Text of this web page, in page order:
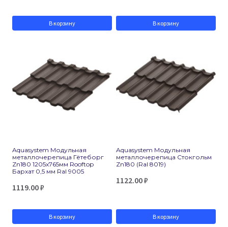
В корзину В корзину
Aquasystem Модульная
металлочерепица Гётеборг
Zn180 1205х765мм Rooftop
Бархат 0,5 мм Ral 9005
1119.00₽
В корзину
Aquasystem Модульная
металлочерепица Стокгольм
Zn180 (Ral 8019)
1122.00₽
В корзину